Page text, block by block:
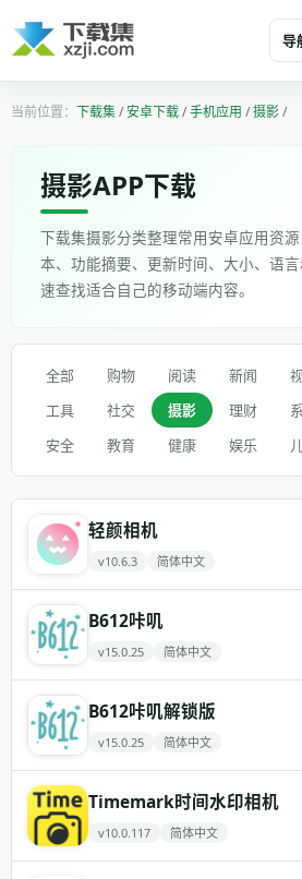
导
下载集/安卓下载/手机应用 /摄影/
摄影APP下载
下载集摄影分类整理常用安卓应用资
本、功能摘要、更新时间、大小、语
速查找适合自己的移动端内容。
全部 购物 阅读 新闻
工具
社交 摄影 理财
安全
教育 健康 娱乐
轻颜相机
v10.6.3 简体中文
B612咔叽
v15.0.25 简体中文
B612咔叽解锁版
v15.0.25 简体中文
Timemark时间水印相机
v10.0.117 简体中文